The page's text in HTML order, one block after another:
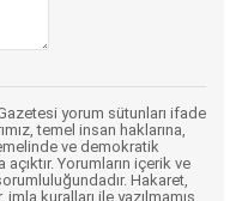
yorum sütunları ifade
temel insan haklarına,
ve demokratik
Yorumların içerik ve
Hakaret,
kuralları ile yazılmamış,